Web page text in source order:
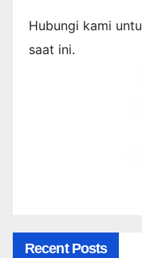
Hubungi kami
saat ini.
Recent Posts